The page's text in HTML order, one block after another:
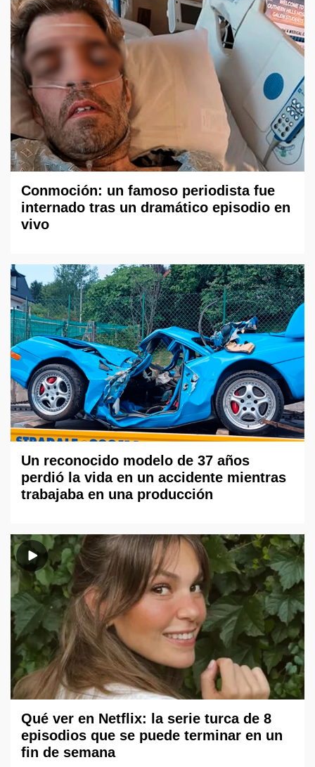
Conmoción: un famoso periodista fue
internado tras un dramático episodio en
vivo
Un reconocido modelo de 37 años
perdió la vida en un accidente mientras
trabajaba en una producción
Qué ver en Netflix: la serie turca de 8
episodios que se puede terminar en un
fin de semana